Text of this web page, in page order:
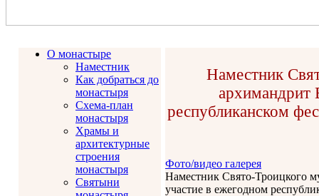
О монастыре
Наместник
Как добраться до
монастыря
Схема-план
монастыря
Храмы и
архитектурные
строения
монастыря
Святыни
Наместник
архимандрит
республиканском
Фото/видео галерея
Наместник Свято-Троицкого
участие в ежегодном